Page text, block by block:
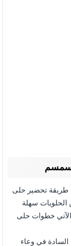
طريقة تحضير حلى
سهلة
الآتي خطوات حلى
في وعاء